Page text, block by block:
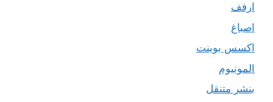
ارفف
اصباغ
اكسس بوينت
المونيوم
بنشر متنقل